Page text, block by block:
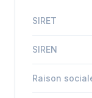
SIRET
SIREN
Raison